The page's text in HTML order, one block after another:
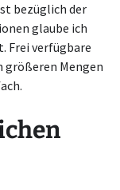
bezüglich der
glaube ich
Frei verfügbare
Mengen